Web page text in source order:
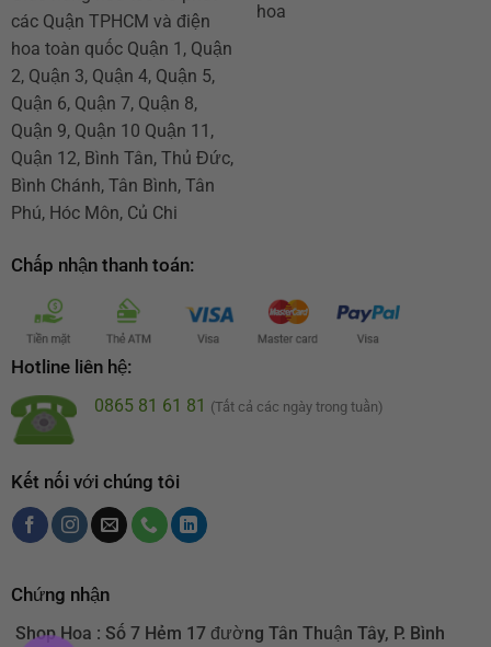
các Quận TPHCM và điện
hoa toàn quốc Quận 1, Quận
2, Quận 3, Quận 4, Quận 5,
Quận 6, Quận 7, Quận 8,
Quận 9, Quận 10 Quận 11,
Quận 12, Bình Tân, Thủ Đức,
Bình Chánh, Tân Bình, Tân
Phú, Hóc Môn, Củ Chi
hoa
Chấp nhận thanh toán:
Hotline liên hệ:
0865 81 61 81 (Tất cả các ngày trong tuần)
Kết nối với chúng tôi
Chứng nhận
Shop Hoa : Số 7 Hẻm 17 đường Tân Thuận Tây, P. Bình